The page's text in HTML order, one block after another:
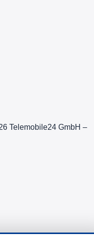
Telemobile24 GmbH –